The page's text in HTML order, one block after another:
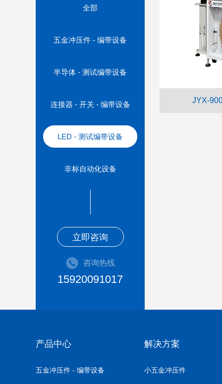
全部
五金冲压件 - 编带设备
半导体 - 测试编带设备
连接器 - 开关 - 编带设备
LED - 测试编带设备
非标自动化设备
立即咨询
咨询热线
15920091017
JYX-
产品中心
五金冲压件 - 编带设备
解决方案
小五金冲压件